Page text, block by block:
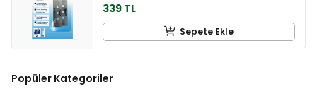
339 TL
Sepete Ekle
Popüler Kategoriler